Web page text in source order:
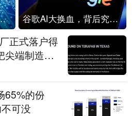
先算清三笔账 谷歌AI大换血，背后究竟发生了什么？
正式落户得
尖端制造带
65%的份
可没